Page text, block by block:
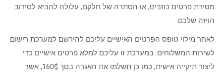
מסירת פרטים כוזבים, או הסתרה של חלקם, עלולה להביא לסירוב
הויזה שלכם.
לאחר מילוי טופס הפרטים האישיים עליכם להירשם למערכת רישום
לשירות המשלוחים. במערכת זו עליכם למלא פרטים אישיים כדי
ליצור תיקייה אישית, כמו כן תשלמו את האגרה בסך 160$, אשר